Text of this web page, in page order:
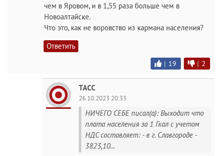
чем в Яровом, и в 1,55 раза больше чем в
Новоалтайске.
Что это, как не воровство из кармана населения?
Ответить
| 19 | 2
ТАСС
26.10.2023 20:33
НИЧЕГО СЕБЕ писал(а): Выходит что
плата населения за 1 Гкал с учетом
НДС составляет: - в г. Славгороде -
3823,10...